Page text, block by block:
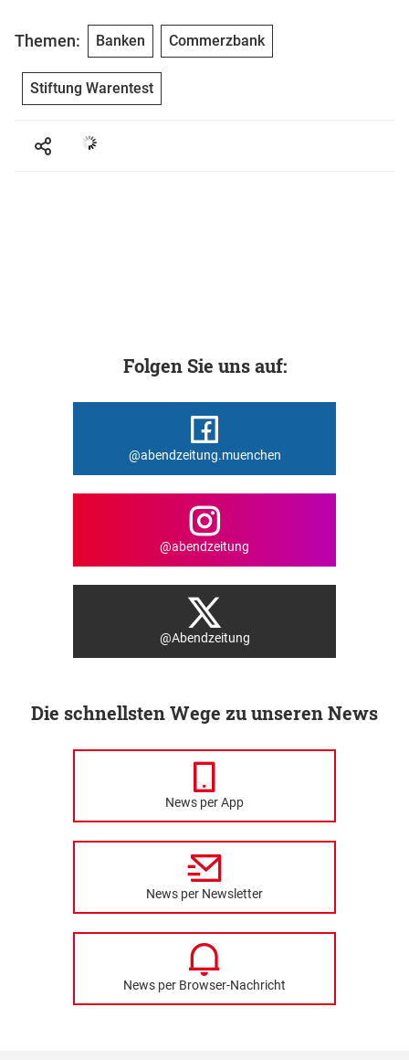
Themen: Banken Commerzbank
Stiftung Warentest
Folgen Sie uns auf:
@abendzeitung.muenchen
@abendzeitung
@Abendzeitung
Die schnellsten Wege zu unseren News
News per App
News per Newsletter
News per Browser-Nachricht